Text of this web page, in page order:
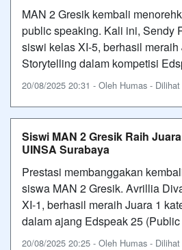
MAN 2 Gresik kembali
public speaking. Kali ini, Sendy
siswi kelas XI-5, berhasil meraih
Storytelling dalam kompetisi
20/08/2025 20:31 - Oleh Humas -
Siswi MAN 2 Gresik Raih
UINSA Surabaya
Prestasi membanggakan
siswa MAN 2 Gresik. Avrillia
XI-1, berhasil meraih Juara 1
dalam ajang Edspeak 25 (Public
20/08/2025 20:25 - Oleh Humas -